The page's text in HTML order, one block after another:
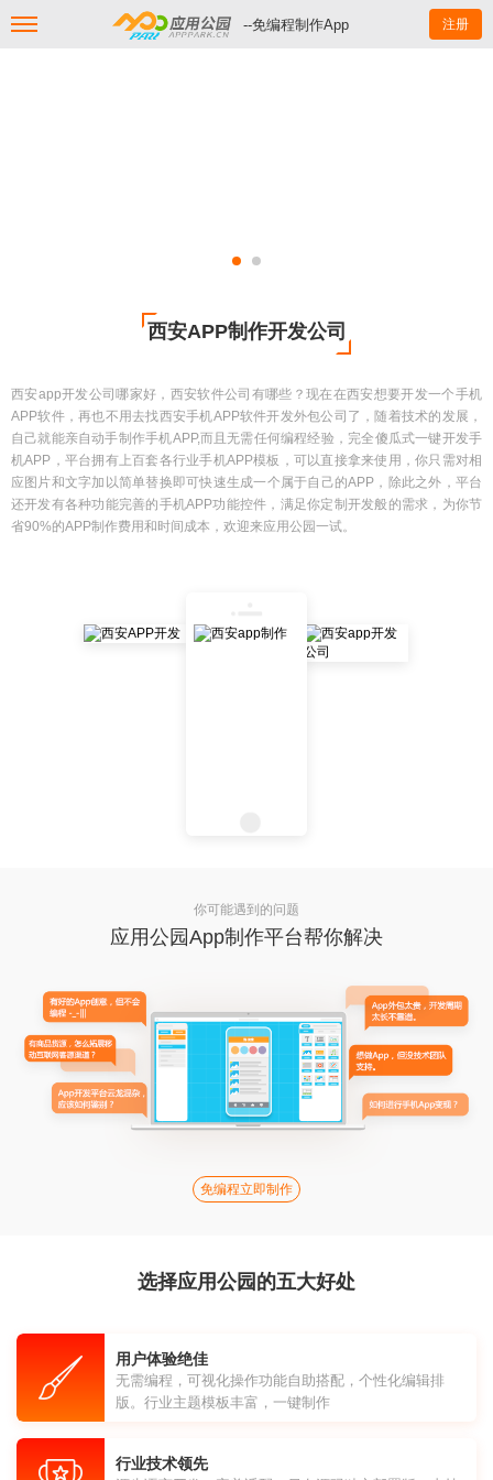
--免编程制作App 注册
西安APP制作开发公司
西安app开发公司哪家好，西安软件公司有哪些？现在在西安想要开发一个手机
APP软件，再也不用去找西安手机APP软件开发外包公司了，随着技术的发展，
自己就能亲自动手制作手机APP,而且无需任何编程经验，完全傻瓜式一键开发手
机APP，平台拥有上百套各行业手机APP模板，可以直接拿来使用，你只需对相
应图片和文字加以简单替换即可快速生成一个属于自己的APP，除此之外，平台
还开发有各种功能完善的手机APP功能控件，满足你定制开发般的需求，为你节
省90%的APP制作费用和时间成本，欢迎来应用公园一试。
你可能遇到的问题
应用公园App制作平台帮你解决
免编程立即制作
选择应用公园的五大好处
用户体验绝佳
无需编程，可视化操作功能自助搭配，个性化编辑排
版。行业主题模板丰富，一键制作
行业技术领先